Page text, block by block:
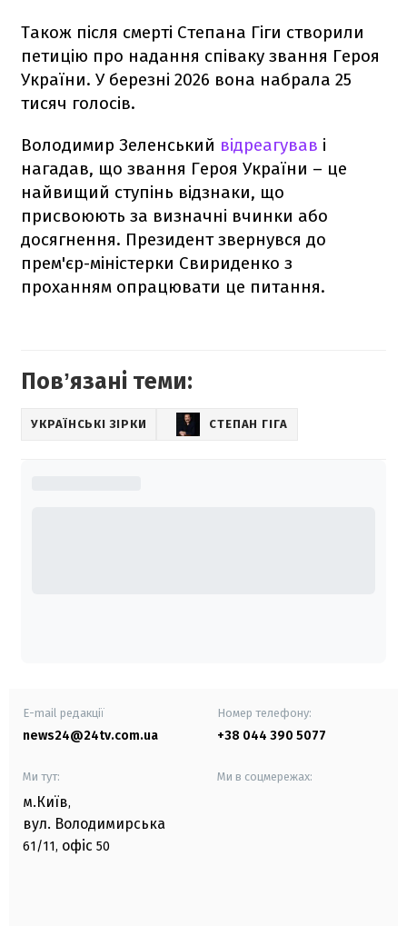
Також після смерті Степана Гіги створили
петицію про надання співаку звання Героя
України. У березні 2026 вона набрала 25
тисяч голосів.
Володимир Зеленський відреагував і
нагадав, що звання Героя України – це
найвищий ступінь відзнаки, що
присвоюють за визначні вчинки або
досягнення. Президент звернувся до
прем'єр-міністерки Свириденко з
проханням опрацювати це питання.
Повʼязані теми:
УКРАЇНСЬКІ ЗІРКИ СТЕПАН ГІГА
E-mail редакції
news24@24tv.com.ua
Номер телефону:
+38 044 390 5077
Ми тут:
м.Київ,
вул. Володимирська
61/11, офіс 50
Ми в соцмережах: